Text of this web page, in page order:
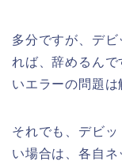
多分ですが、デ
れば、辞めるん
いエラーの問題は
それでも、デビ
い場合は、各自